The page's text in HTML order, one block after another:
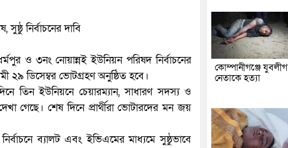
সুষ্ঠু নির্বাচনের দাবি
ও ৩নং নোয়ান্নই ইউনিয়ন পরিষদ নির্বাচনের
২৯ ডিসেম্বর ভোটগ্রহণ অনুষ্ঠিত হবে।
তিন ইউনিয়নে চেয়ারম্যান, সাধারণ সদস্য ও
গেছে। শেষ দিনে প্রার্থীরা ভোটারদের মন জয়
ব্যালট এবং ইভিএমের মাধ্যমে সুষ্ঠুভাবে
কোম্পানীগঞ্জে যুবলীগ
নেতাকে হত্যা